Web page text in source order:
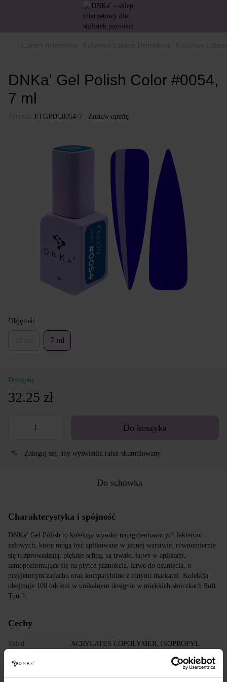
DNKa' Gel Polish Color #0054,
7 ml
FTGPDC0054-7 Zostaw opinię
Objętość
7 ml
Dostępny
32.25 zł
Do koszyka
% Zaloguj się , aby wyświetlić rabat skumulowany
Do schowka
Charakterystyka i spójność
DNKa’ Gel Polish to kolekcja wysoko napigmentowanych lakierów
żelowych, które mogą być aplikowane w jednej warstwie, równomiernie
się rozprowadzają, pięknie schną, są trwałe, łatwe w aplikacji,
samopoziomujące się na płytce paznokcia, łatwe do usunięcia, o
przyjemnym zapachu oraz kompatybilne z innymi markami. Kolekcja
obejmuje 100 odcieni w unikalnym designie w miękkich słoiczkach Soft
Touch.
Cechy
Skład
ACRYLATES COPOLYMER, ISOPROPYL
TRIISOSTEARATE, DIMETHICONE,
HYDROXYPROPYL METHACRYLATE, BIS-
TRIMETHYLBENZOYL PHENYLPHOSPHINE